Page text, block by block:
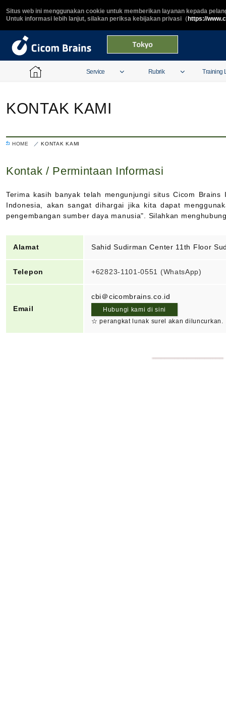
Situs web ini menggunakan cookie untuk memberikan layanan kepada
Untuk informasi lebih lanjut, silakan periksa kebijakan privasi（ https://
Service Rubrik Training
KONTAK KAMI
HOME KONTAK KAMI
Kontak / Permintaan Informasi
Terima kasih banyak telah mengunjungi situs Cicom
Indonesia, akan sangat dihargai jika kita dapat
pengembangan sumber daya manusia". Silahkan
Alamat Sahid Sudirman Center 11th Floor
Telepon +62823-1101-0551 (WhatsApp)
Email
cbi＠cicombrains.co.id
Hubungi kami di sini
☆ perangkat lunak surel akan diluncurkan.